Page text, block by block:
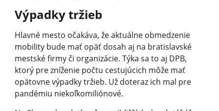
Výpadky tržieb
Hlavné mesto očakáva, že aktuálne obmedzenie
mobility bude mať opäť dosah aj na bratislavské
mestské firmy či organizácie. Týka sa to aj DPB,
ktorý pre zníženie počtu cestujúcich môže mať
opätovne výpadky tržieb. Už doteraz ich mal pre
pandémiu niekoľkomiliónové.